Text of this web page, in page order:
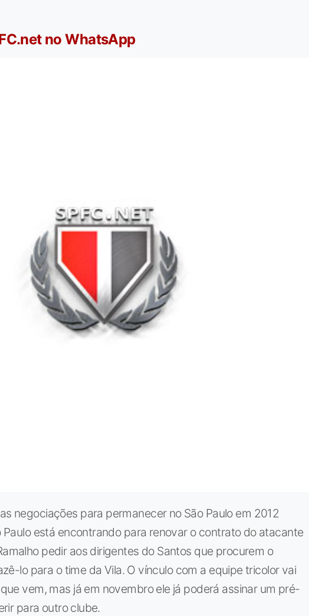
no WhatsApp
negociações para permanecer no São Paulo em 2012
está encontrando para renovar o contrato do atacante
pedir aos dirigentes do Santos que procurem o
lo para o time da Vila. O vínculo com a equipe tricolor vai
vem, mas já em novembro ele já poderá assinar um pré-
para outro clube.